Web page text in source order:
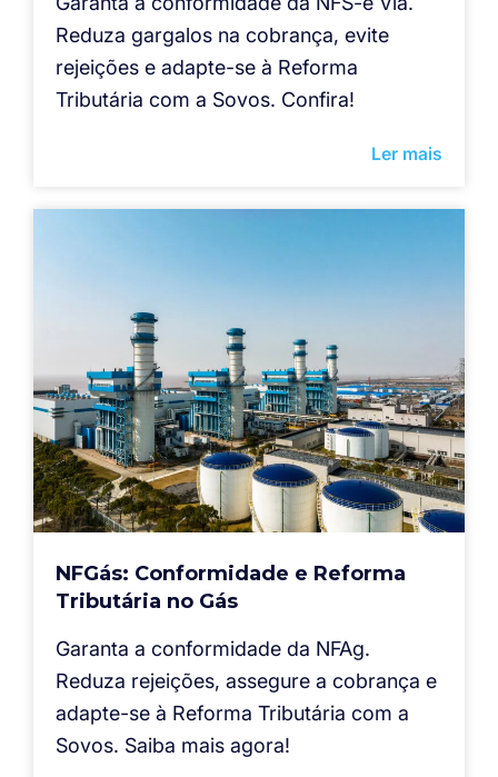
Reduza gargalos na cobrança, evite
rejeições e adapte-se à Reforma
Tributária com a Sovos. Confira!
Ler mais
NFGás: Conformidade e Reforma
Tributária no Gás
Garanta a conformidade da NFAg.
Reduza rejeições, assegure a cobrança e
adapte-se à Reforma Tributária com a
Sovos. Saiba mais agora!